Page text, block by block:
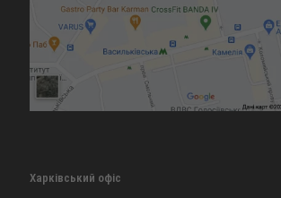
Харківський офіс